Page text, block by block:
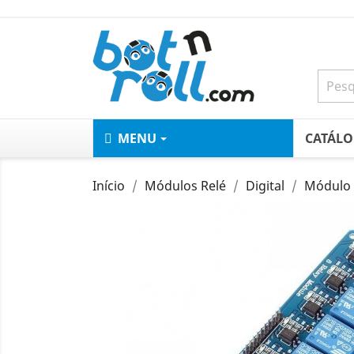
MENU
Início Módulos Relé Digital Módulo